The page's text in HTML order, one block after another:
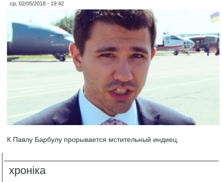
ср, 02/05/2018 - 19:42
К Павлу Барбулу прорывается мстительный индиец.
хроніка